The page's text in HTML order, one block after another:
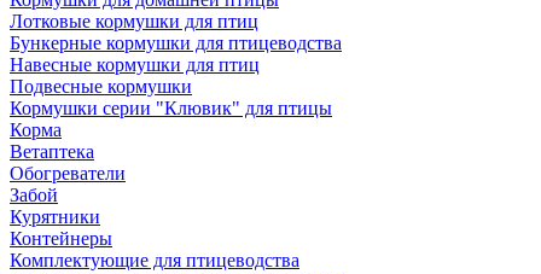
Лотковые кормушки для птиц
Бункерные кормушки для птицеводства
Навесные кормушки для птиц
Подвесные кормушки
Кормушки серии "Клювик" для птицы
Корма
Ветаптека
Обогреватели
Забой
Курятники
Контейнеры
Комплектующие для птицеводства